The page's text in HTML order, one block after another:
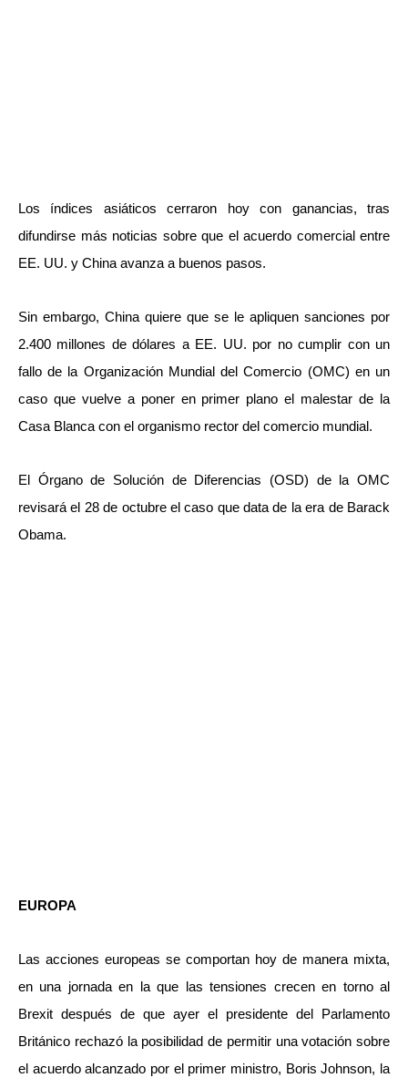
Los índices asiáticos cerraron hoy con ganancias, tras
difundirse más noticias sobre que el acuerdo comercial entre
EE. UU. y China avanza a buenos pasos.
Sin embargo, China quiere que se le apliquen sanciones por
2.400 millones de dólares a EE. UU. por no cumplir con un
fallo de la Organización Mundial del Comercio (OMC) en un
caso que vuelve a poner en primer plano el malestar de la
Casa Blanca con el organismo rector del comercio mundial.
El Órgano de Solución de Diferencias (OSD) de la OMC
revisará el 28 de octubre el caso que data de la era de Barack
Obama.
EUROPA
Las acciones europeas se comportan hoy de manera mixta,
en una jornada en la que las tensiones crecen en torno al
Brexit después de que ayer el presidente del Parlamento
Británico rechazó la posibilidad de permitir una votación sobre
el acuerdo alcanzado por el primer ministro, Boris Johnson, la